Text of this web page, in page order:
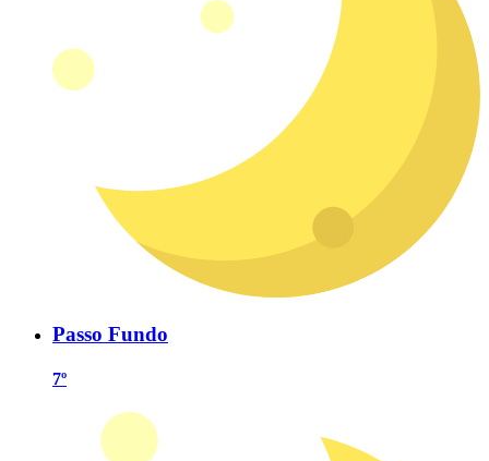
Passo Fundo
7º